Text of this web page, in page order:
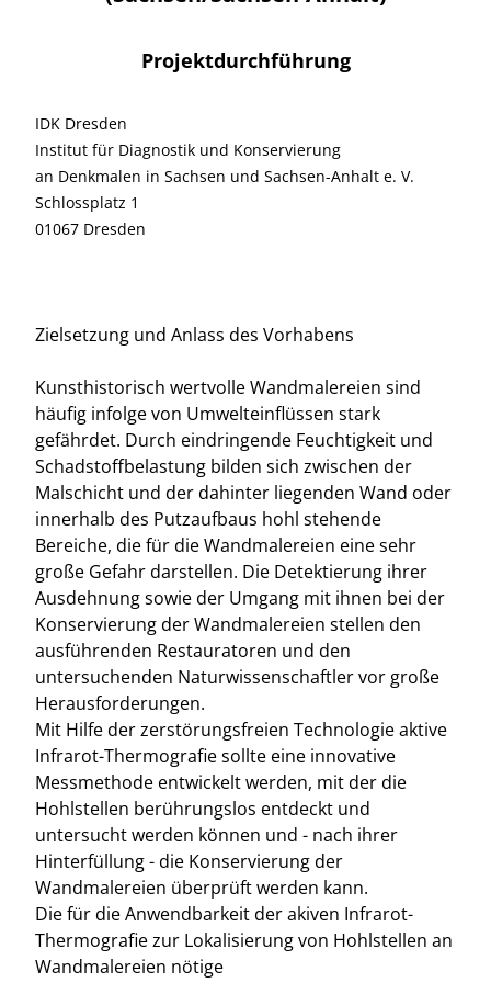
Projektdurchführung
IDK Dresden
Institut für Diagnostik und Konservierung
an Denkmalen in Sachsen und Sachsen-Anhalt e. V.
Schlossplatz 1
01067 Dresden
Zielsetzung und Anlass des Vorhabens
Kunsthistorisch wertvolle Wandmalereien sind
häufig infolge von Umwelteinflüssen stark
gefährdet. Durch eindringende Feuchtigkeit und
Schadstoffbelastung bilden sich zwischen der
Malschicht und der dahinter liegenden Wand oder
innerhalb des Putzaufbaus hohl stehende
Bereiche, die für die Wandmalereien eine sehr
große Gefahr darstellen. Die Detektierung ihrer
Ausdehnung sowie der Umgang mit ihnen bei der
Konservierung der Wandmalereien stellen den
ausführenden Restauratoren und den
untersuchenden Naturwissenschaftler vor große
Herausforderungen.
Mit Hilfe der zerstörungsfreien Technologie aktive
Infrarot-Thermografie sollte eine innovative
Messmethode entwickelt werden, mit der die
Hohlstellen berührungslos entdeckt und
untersucht werden können und - nach ihrer
Hinterfüllung - die Konservierung der
Wandmalereien überprüft werden kann.
Die für die Anwendbarkeit der akiven Infrarot-
Thermografie zur Lokalisierung von Hohlstellen an
Wandmalereien nötige